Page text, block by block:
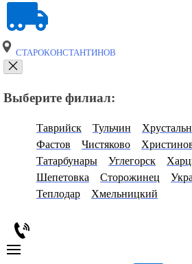
СТАРОКОНСТАНТИНОВ
Выберите филиал:
Таврийск Тульчин
Фастов
Чистяково
Татарбунары
Углегорск
Шепетовка
Сторожинец
Теплодар
Хмельницкий